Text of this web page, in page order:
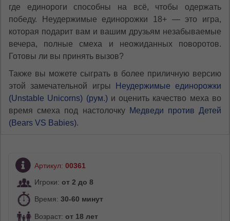
где единороги способны на всё, чтобы одержать
победу. Неудержимые единорожки 18+ — это игра,
которая подарит вам и вашим друзьям незабываемые
вечера, полные смеха и неожиданных поворотов.
Готовы ли вы принять вызов?
Также вы можете сыграть в более приличную версию
этой замечательной игры
Неудержимые единорожки
(Unstable Unicorns) (рум.)и оценить качество меха во
время смеха под настолочку Медведи против Детей
(Bears VS Babies).
Артикул: 00361
Игроки: от 2 до 8
Время: 30-60 минут
Возраст: от 18 лет